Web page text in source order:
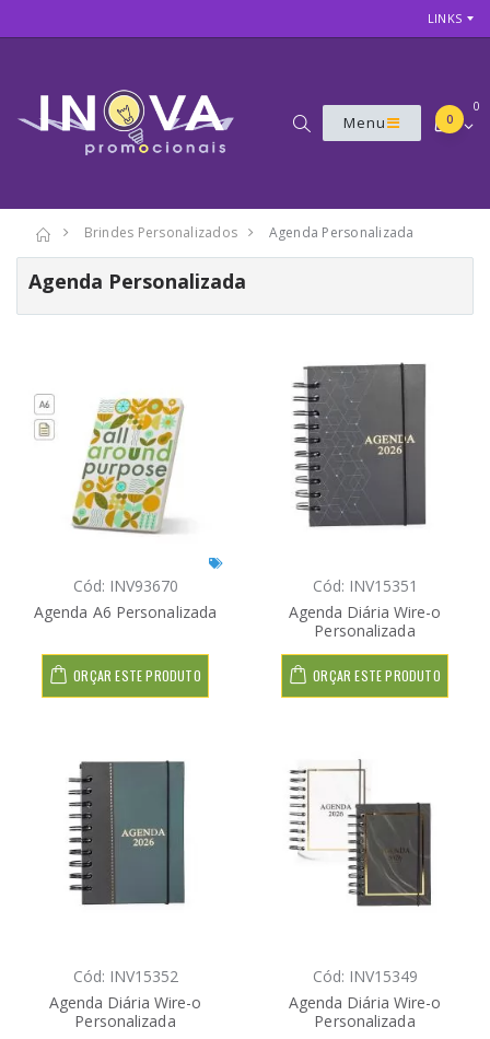
LINKS
Menu
0
0
Brindes Personalizados Agenda Personalizada
Agenda Personalizada
Cód: INV93670
Agenda A6 Personalizada
ORÇAR ESTE PRODUTO
Cód: INV15351
Agenda Diária Wire-o
Personalizada
ORÇAR ESTE PRODUTO
Cód: INV15352
Agenda Diária Wire-o
Personalizada
Cód: INV15349
Agenda Diária Wire-o
Personalizada